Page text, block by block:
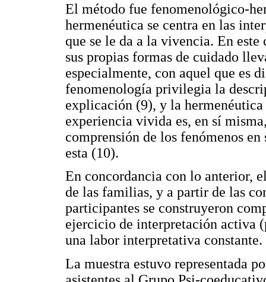
El método fue fenomenológico-
hermenéutica se centra en las
que se le da a la vivencia. En
sus propias formas de cuidado
especialmente, con aquel que es
fenomenología privilegia la
explicación (9), y la
experiencia vivida es, en sí
comprensión de los fenómenos
esta (10).
En concordancia con lo anterior,
de las familias, y a partir de las
participantes se construyeron
ejercicio de interpretación activa
una labor interpretativa constante.
La muestra estuvo representada